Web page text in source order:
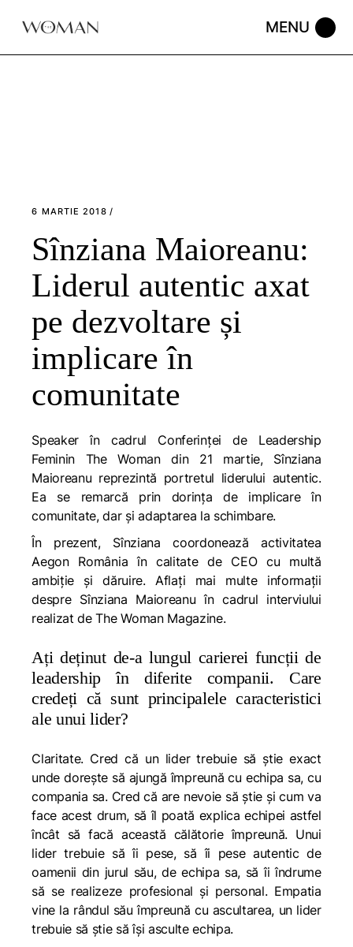
6 MARTIE 2018
Sînziana Maioreanu:
Liderul autentic axat
pe dezvoltare și
implicare în
comunitate
Speaker în cadrul Conferinței de Leadership
Feminin The Woman din 21 martie, Sînziana
Maioreanu reprezintă portretul liderului autentic.
Ea se remarcă prin dorința de implicare în
comunitate, dar și adaptarea la schimbare.
În prezent, Sînziana coordonează activitatea
Aegon România în calitate de CEO cu multă
ambiție și dăruire. Aflați mai multe informații
despre Sînziana Maioreanu în cadrul interviului
realizat de The Woman Magazine.
Ați deținut de-a lungul carierei funcții de
leadership în diferite companii. Care
credeți că sunt principalele caracteristici
ale unui lider?
Claritate. Cred că un lider trebuie să știe exact
unde dorește să ajungă împreună cu echipa sa, cu
compania sa. Cred că are nevoie să știe și cum va
face acest drum, să îl poată explica echipei astfel
încât să facă această călătorie împreună. Unui
lider trebuie să îi pese, să îi pese autentic de
oamenii din jurul său, de echipa sa, să îi îndrume
să se realizeze profesional și personal. Empatia
vine la rândul său împreună cu ascultarea, un lider
trebuie să știe să își asculte echipa.